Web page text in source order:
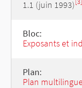
1.1 (juin 1993)[3]
Bloc:
Exposants et
Plan:
Plan